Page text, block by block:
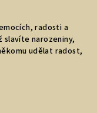
radosti a
slavíte narozeniny,
udělat radost,